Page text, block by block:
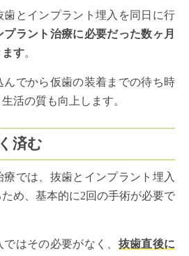
とインプラント埋入を同日に行
プラント治療に必要だった数ヶ月
す。
んでから仮歯の装着までの待ち時
活の質も向上します。
済む
では、抜歯とインプラント埋入
め、基本的に2回の手術が必要で
はその必要がなく、 抜歯直後に